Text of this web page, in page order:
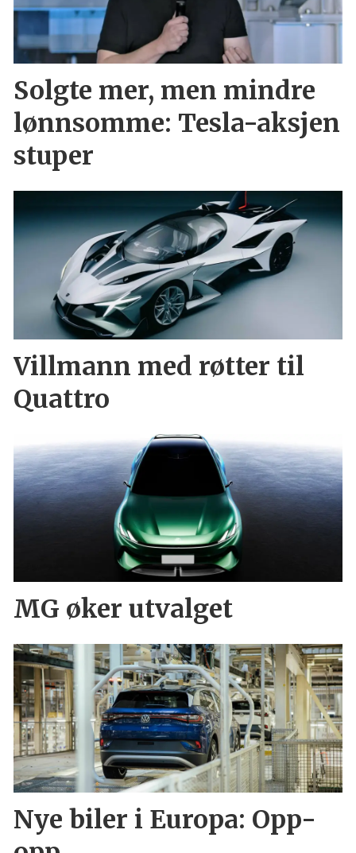
Solgte mer, men mindre
lønnsomme: Tesla-aksjen
stuper
Villmann med røtter til
Quattro
MG øker utvalget
Nye biler i Europa: Opp-